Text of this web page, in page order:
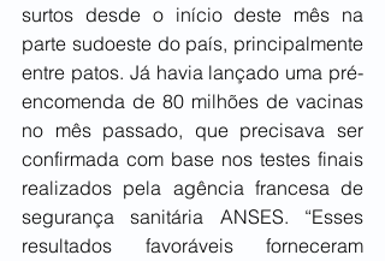
surtos desde o início deste mês na
parte sudoeste do país, principalmente
entre patos. Já havia lançado uma pré-
encomenda de 80 milhões de vacinas
no mês passado, que precisava ser
confirmada com base nos testes finais
realizados pela agência francesa de
segurança sanitária ANSES. “Esses
resultados favoráveis forneceram